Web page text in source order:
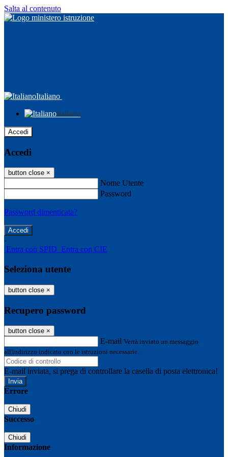
Salta al contenuto
Italiano
Italiano
Accedi
Accedi
button close ×
Nome Utente
Password
Password dimenticata?
-
Entra con SPID Entra con CIE
Seleziona utente
button close ×
Recupero password
button close ×
E-mail Verrà inviato un messaggio
all'indirizzo indicato con le istruzioni necessarie.
E-mail inviata, si prega di controllare la casella di posta elettronica!
Errore
Chiudi
Successo
Chiudi
Informazione